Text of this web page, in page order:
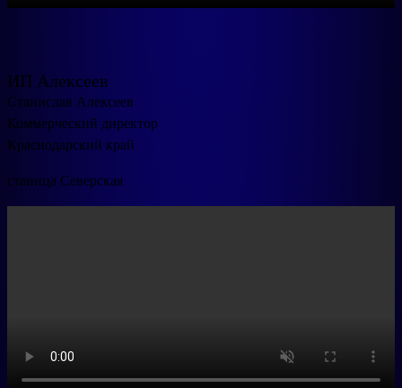
ИП Алексеев
Станислав Алексеев
Коммерческий директор
Краснодарский край
станица Северская